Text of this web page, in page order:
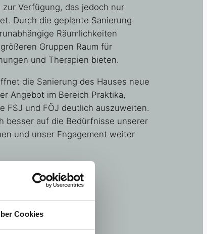
Cookies
zur Verfügung, das jedoch nur
Durch die geplante Sanierung
Räumlichkeiten
Gruppen Raum für
und Therapien bieten.
die Sanierung des Hauses neue
Angebot im Bereich Praktika,
FSJ und FÖJ deutlich auszuweiten.
besser auf die Bedürfnisse unserer
und unser Engagement weiter